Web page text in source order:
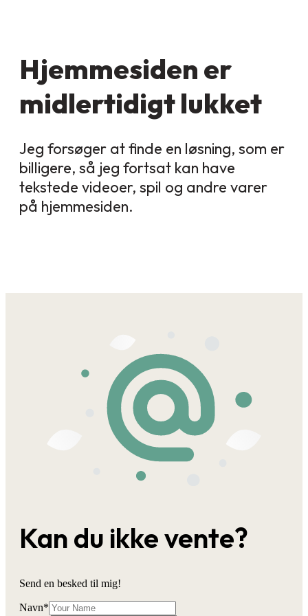
Hjemmesiden er
midlertidigt lukket
Jeg forsøger at finde en løsning, som er
billigere, så jeg fortsat kan have
tekstede videoer, spil og andre varer
på hjemmesiden.
Kan du ikke vente?
Send en besked til mig!
Navn*